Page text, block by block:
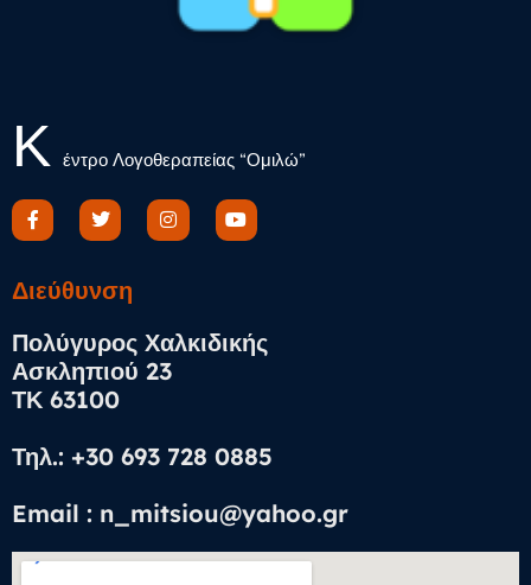
Κ έντρο Λογοθεραπείας “Ομιλώ”
Διεύθυνση​
Πολύγυρος Χαλκιδικής
Ασκληπιού 23
ΤΚ 63100
Τηλ.: +30 693 728 0885
Email : n_mitsiou@yahoo.gr